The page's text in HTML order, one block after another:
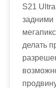
S21
задними
делать